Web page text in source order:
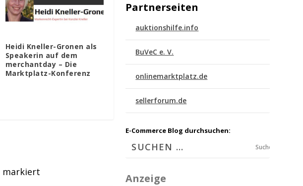
Heidi Kneller-Gronen als
Speakerin auf dem
merchantday – Die
Marktplatz-Konferenz
markiert
Partnerseiten
auktionshilfe.info
BuVeC e. V.
onlinemarktplatz.de
sellerforum.de
E-Commerce Blog durchsuchen:
Suchen
Anzeige